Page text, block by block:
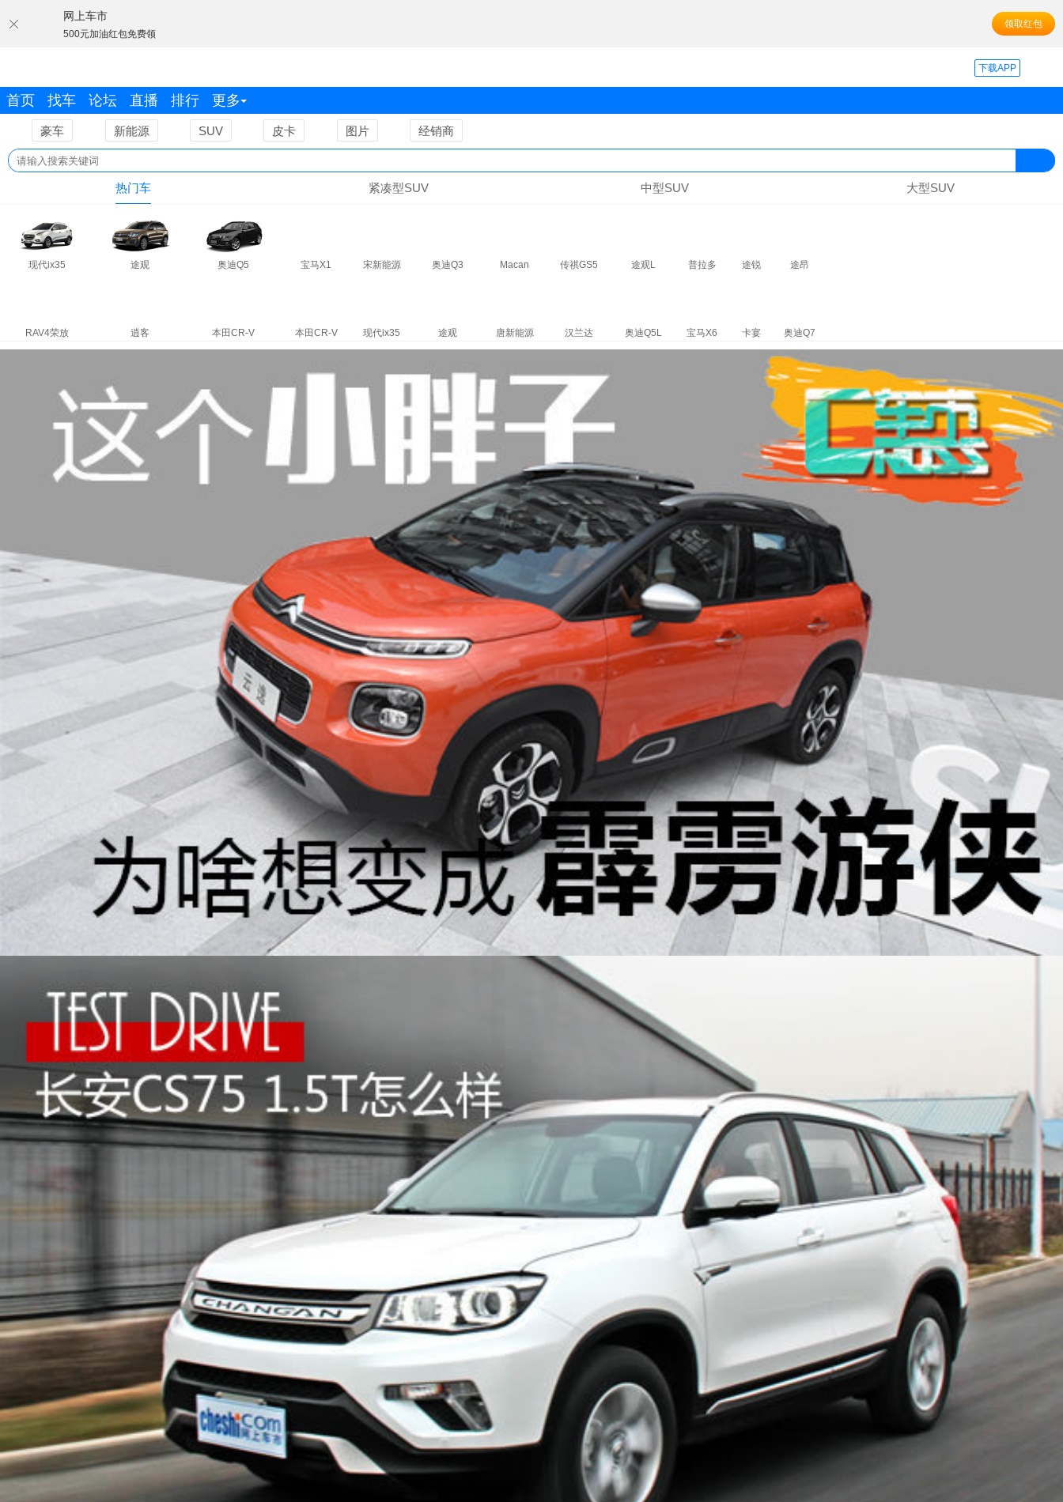
网上车市
500元加油红包免费领
领取红包
下载APP
首页 找车 论坛 直播 排行 更多
豪车 新能源 SUV 皮卡 图片 经销商
热门车 紧凑型SUV 中型SUV 大型SUV
现代ix35 途观 奥迪Q5
RAV4荣放 逍客 本田CR-V
宝马X1 宋新能源 奥迪Q3
本田CR-V 现代ix35 途观
Macan 传祺GS5 途观L
唐新能源 汉兰达 奥迪Q5L
普拉多 途锐 途昂
宝马X6 卡宴 奥迪Q7